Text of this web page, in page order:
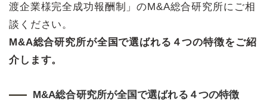
渡企業様完全成功報酬制」のM&A総合研究所にご相
談ください。
M&A総合研究所が全国で選ばれる４つの特徴をご紹
介します。
M&A総合研究所が全国で選ばれる４つの特徴